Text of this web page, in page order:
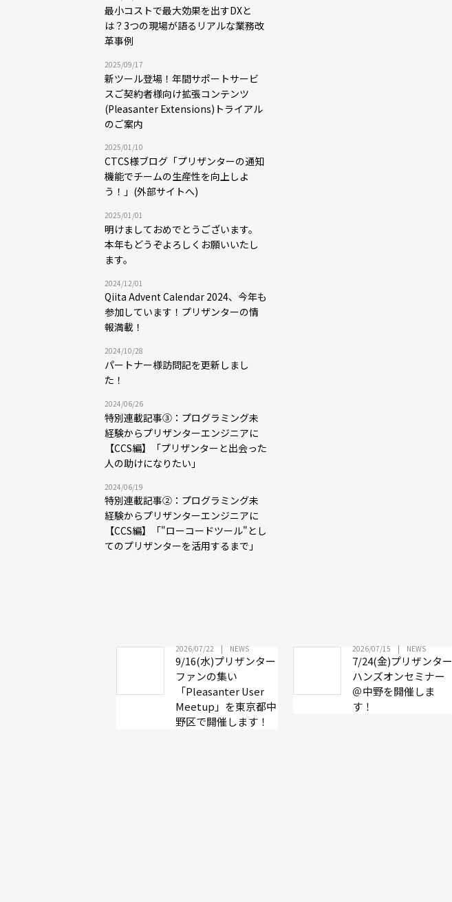
最小コストで最大効果を出すDXと
は？3つの現場が語るリアルな業務改
革事例
2025/09/17
新ツール登場！年間サポートサービ
スご契約者様向け拡張コンテンツ
(Pleasanter Extensions)トライアル
のご案内
2025/01/10
CTCS様ブログ「プリザンターの通知
機能でチームの生産性を向上しよ
う！」(外部サイトへ)
2025/01/01
明けましておめでとうございます。
本年もどうぞよろしくお願いいたし
ます。
2024/12/01
Qiita Advent Calendar 2024、今年も
参加しています！プリザンターの情
報満載！
2024/10/28
パートナー様訪問記を更新しまし
た！
2024/06/26
特別連載記事③：プログラミング未
経験からプリザンターエンジニアに
【CCS編】「プリザンターと出会った
人の助けになりたい」
2024/06/19
特別連載記事②：プログラミング未
経験からプリザンターエンジニアに
【CCS編】「"ローコードツール"とし
てのプリザンターを活用するまで」
2026/07/22 NEWS
9/16(水)プリザンター
ファンの集い
「Pleasanter User
Meetup」を東京都中
野区で開催します！
2026/07/15 NEWS
7/24(金)プリザンター
ハンズオンセミナー
＠中野を開催しま
す！